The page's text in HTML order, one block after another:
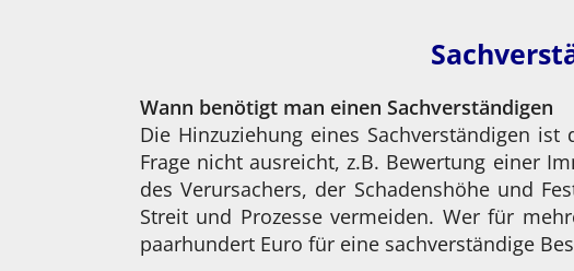
Wann benötigt man einen Sachverständigen
Die Hinzuziehung eines Sachverständigen
Frage nicht ausreicht, z.B. Bewertung einer
des Verursachers, der Schadenshöhe und
Streit und Prozesse vermeiden. Wer für
paarhundert Euro für eine sachverständige